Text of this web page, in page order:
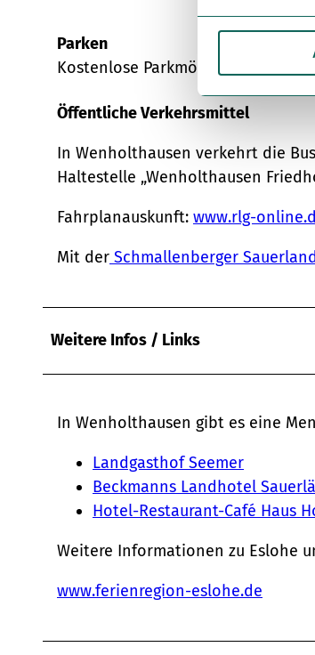
g
u
g
s
u
w
h
Parken
Kostenlose Parkmöglichkeiten
Öffentliche Verkehrsmittel
In Wenholthausen verkehrt die
Haltestelle „Wenholthausen
Fahrplanauskunft: www.rlg-
Mit der Schmallenberger
Weitere Infos / Links
In Wenholthausen gibt es eine
Landgasthof Seemer
Beckmanns Landhotel
Hotel-Restaurant-Café Haus
Weitere Informationen zu Eslohe
www.ferienregion-eslohe.de